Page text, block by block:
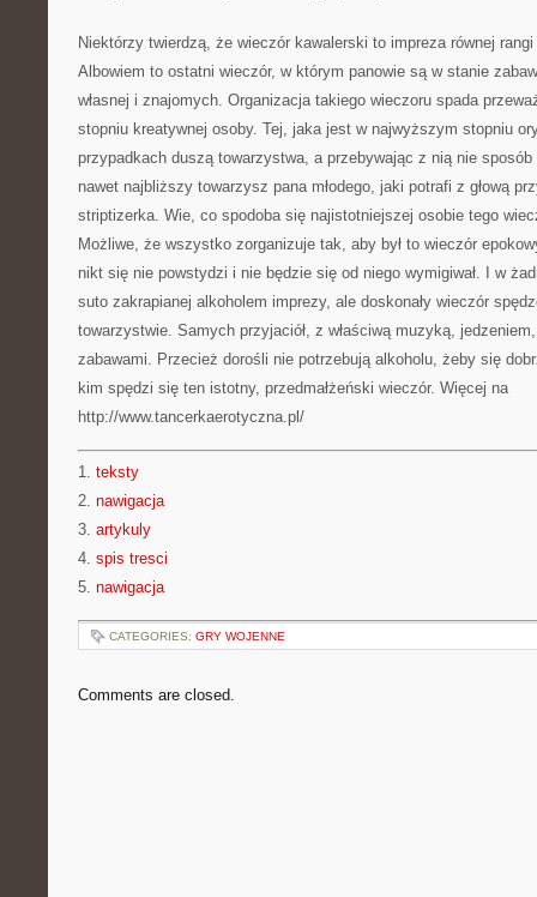
Niektórzy twierdzą, że wieczór kawalerski to impreza równej
Albowiem to ostatni wieczór, w którym panowie są w stanie
własnej i znajomych. Organizacja takiego wieczoru spada
stopniu kreatywnej osoby. Tej, jaka jest w najwyższym stopniu
przypadkach duszą towarzystwa, a przebywając z nią nie
nawet najbliższy towarzysz pana młodego, jaki potrafi z głową
striptizerka. Wie, co spodoba się najistotniejszej osobie tego
Możliwe, że wszystko zorganizuje tak, aby był to wieczór
nikt się nie powstydzi i nie będzie się od niego wymigiwał. I w
suto zakrapianej alkoholem imprezy, ale doskonały wieczór
towarzystwie. Samych przyjaciół, z właściwą muzyką,
zabawami. Przecież dorośli nie potrzebują alkoholu, żeby się
kim spędzi się ten istotny, przedmałżeński wieczór. Więcej na
http://www.tancerkaerotyczna.pl/
1. teksty
2. nawigacja
3. artykuly
4. spis tresci
5. nawigacja
CATEGORIES: GRY WOJENNE
Comments are closed.